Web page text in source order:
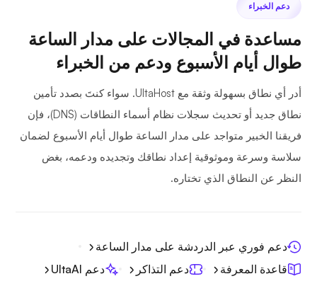
دعم الخبراء
مساعدة في المجالات على مدار الساعة
طوال أيام الأسبوع ودعم من الخبراء
أدر أي نطاق بسهولة وثقة مع UltaHost. سواء كنتَ بصدد تأمين
نطاق جديد أو تحديث سجلات نظام أسماء النطاقات (DNS)، فإن
فريقنا الخبير متواجد على مدار الساعة طوال أيام الأسبوع لضمان
سلاسة وسرعة وموثوقية إعداد نطاقك وتجديده ودعمه، بغض
النظر عن النطاق الذي تختاره.
دعم فوري عبر الدردشة على مدار الساعة
قاعدة المعرفة
دعم التذاكر دعم UltaAI